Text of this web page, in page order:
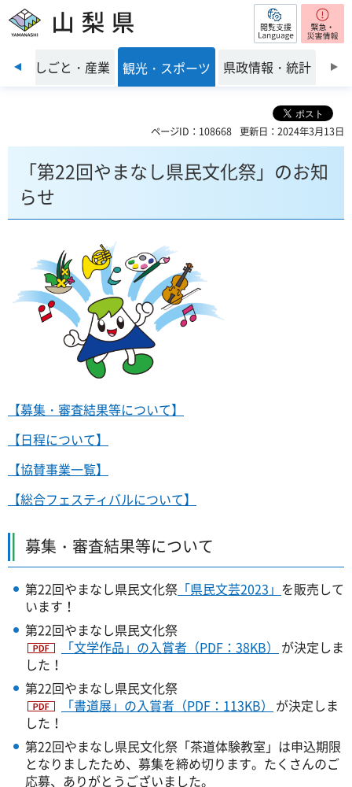
山梨県 閲覧支援
前のスライドを表示
境 しごと・産業 観光・スポーツ 県政情報・統計
ページID：108668 更新日：2024年3月13日
「第22回やまなし県民文化祭」のお知
らせ
【募集・審査結果等について】
【日程について】
【協賛事業一覧】
【総合フェスティバルについて】
募集・審査結果等について
第22回やまなし県民文化祭 「県民文芸2023」 を販売して
います！
第22回やまなし県民文化祭
「文学作品」の入賞者（PDF：38KB）
が決定しま
した！
第22回やまなし県民文化祭
「書道展」の入賞者（PDF：113KB）
が決定しま
した！
第22回やまなし県民文化祭「茶道体験教室」は申込期限
となりましたため、募集を締め切ります。たくさんのご
応募、ありがとうございました。